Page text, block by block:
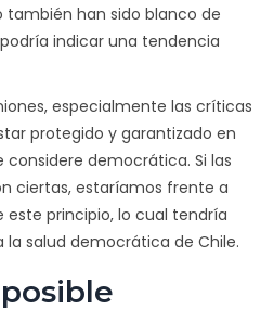
han sido blanco de
indicar una tendencia
especialmente las críticas
protegido y garantizado en
democrática. Si las
ciertas, estaríamos frente a
principio, lo cual tendría
salud democrática de Chile.